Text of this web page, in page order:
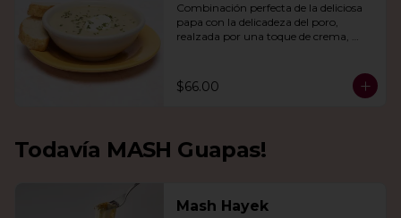
Combinación perfecta de la deliciosa
papa con la delicadeza del poro,
realzada por una toque de crema,
$66.00
Todavía MASH Guapas!
Mash Hayek